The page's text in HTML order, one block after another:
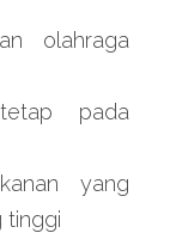
olahraga
pada
yang
tinggi